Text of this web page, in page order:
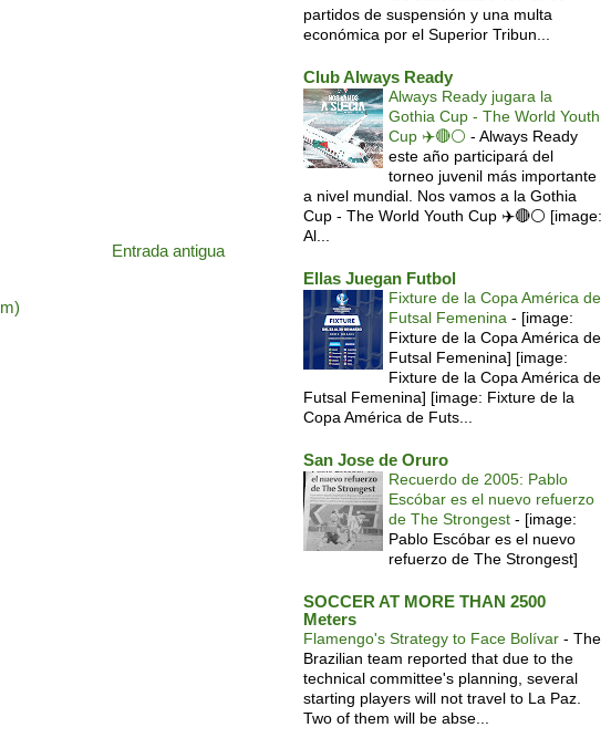
Entrada antigua
partidos de suspensión y una multa
económica por el Superior Tribun...
Club Always Ready
Always Ready jugara la
Gothia Cup - The World Youth
Cup ✈️🔴⚪️ - Always Ready
este año participará del
torneo juvenil más importante
a nivel mundial. Nos vamos a la Gothia
Cup - The World Youth Cup ✈️🔴⚪️ [image:
Al...
Ellas Juegan Futbol
Fixture de la Copa América de
Futsal Femenina - [image:
Fixture de la Copa América de
Futsal Femenina] [image:
Fixture de la Copa América de
Futsal Femenina] [image: Fixture de la
Copa América de Futs...
San Jose de Oruro
Recuerdo de 2005: Pablo
Escóbar es el nuevo refuerzo
de The Strongest - [image:
Pablo Escóbar es el nuevo
refuerzo de The Strongest]
SOCCER AT MORE THAN 2500
Meters
Flamengo's Strategy to Face Bolívar - The
Brazilian team reported that due to the
technical committee's planning, several
starting players will not travel to La Paz.
Two of them will be abse...